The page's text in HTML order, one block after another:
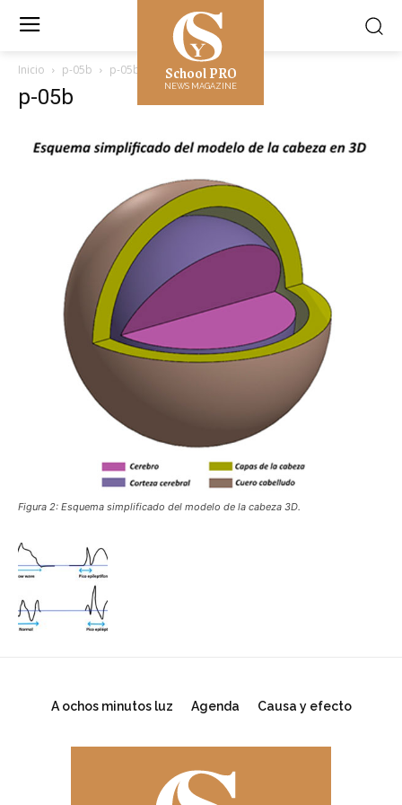
School PRO
NEWS MAGAZINE
Inicio p-05b p-05b
p-05b
Figura 2: Esquema simplificado del modelo de la cabeza 3D.
A ochos minutos luz Agenda Causa y efecto